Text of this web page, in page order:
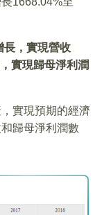
長，實現營收
，實現歸母淨利潤
實現預期的經濟
歸母淨利潤數